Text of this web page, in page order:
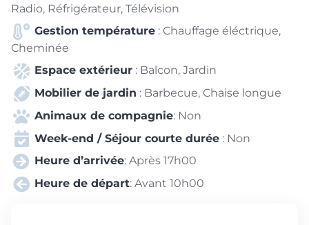
Radio, Réfrigérateur, Télévision
Gestion température : Chauffage éléctrique,
Cheminée
Espace extérieur : Balcon, Jardin
Mobilier de jardin : Barbecue, Chaise longue
Animaux de compagnie: Non
Week-end / Séjour courte durée : Non
Heure d’arrivée: Après 17h00
Heure de départ: Avant 10h00